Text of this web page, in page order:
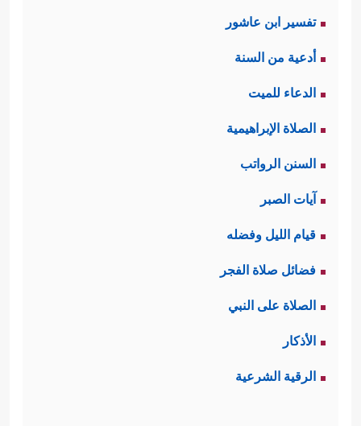
تفسير ابن عاشور
أدعية من السنة
الدعاء للميت
الصلاة الإبراهيمية
السنن الرواتب
آيات الصبر
قيام الليل وفضله
فضائل صلاة الفجر
الصلاة على النبي
الأذكار
الرقية الشرعية